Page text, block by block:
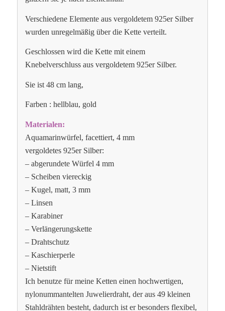
Verschiedene Elemente aus vergoldetem 925er Silber
wurden unregelmäßig über die Kette verteilt.
Geschlossen wird die Kette mit einem
Knebelverschluss aus vergoldetem 925er Silber.
Sie ist 48 cm lang,
Farben : hellblau, gold
Materialen:
Aquamarinwürfel, facettiert, 4 mm
vergoldetes 925er Silber:
– abgerundete Würfel 4 mm
– Scheiben viereckig
– Kugel, matt, 3 mm
– Linsen
– Karabiner
– Verlängerungskette
– Drahtschutz
– Kaschierperle
– Nietstift
Ich benutze für meine Ketten einen hochwertigen,
nylonummantelten Juwelierdraht, der aus 49 kleinen
Stahldrähten besteht, dadurch ist er besonders flexibel,